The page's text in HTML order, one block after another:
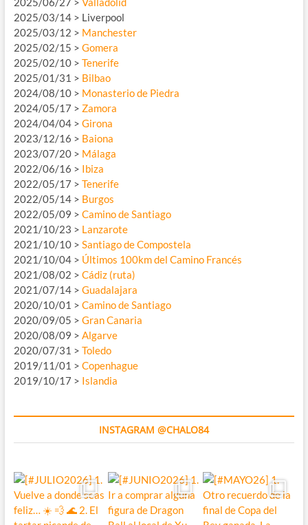
2025/03/14 > Liverpool
2025/03/12 > Manchester
2025/02/15 > Gomera
2025/02/10 > Tenerife
2025/01/31 > Bilbao
2024/08/10 > Monasterio de Piedra
2024/05/17 > Zamora
2024/04/04 > Girona
2023/12/16 > Baiona
2023/07/20 > Málaga
2022/06/16 > Ibiza
2022/05/17 > Tenerife
2022/05/14 > Burgos
2022/05/09 > Camino de Santiago
2021/10/23 > Lanzarote
2021/10/10 > Santiago de Compostela
2021/10/04 > Últimos 100km del Camino Francés
2021/08/02 > Cádiz (ruta)
2021/07/14 > Guadalajara
2020/10/01 > Camino de Santiago
2020/09/05 > Gran Canaria
2020/08/09 > Algarve
2020/07/31 > Toledo
2019/11/01 > Copenhague
2019/10/17 > Islandia
INSTAGRAM @CHALO84